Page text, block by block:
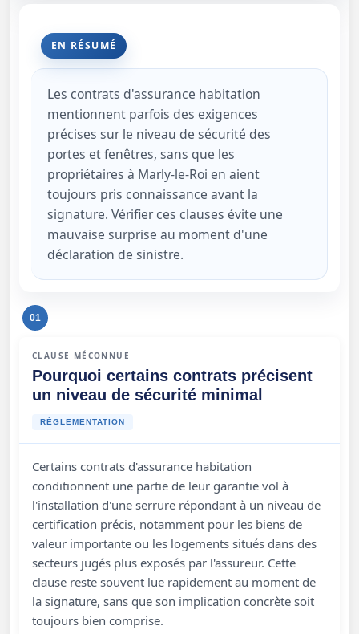
EN RÉSUMÉ
Les contrats d'assurance habitation
mentionnent parfois des exigences
précises sur le niveau de sécurité des
portes et fenêtres, sans que les
propriétaires à Marly-le-Roi en aient
toujours pris connaissance avant la
signature. Vérifier ces clauses évite une
mauvaise surprise au moment d'une
déclaration de sinistre.
01
CLAUSE MÉCONNUE
Pourquoi certains contrats précisent
un niveau de sécurité minimal
RÉGLEMENTATION
Certains contrats d'assurance habitation
conditionnent une partie de leur garantie vol à
l'installation d'une serrure répondant à un niveau de
certification précis, notamment pour les biens de
valeur importante ou les logements situés dans des
secteurs jugés plus exposés par l'assureur. Cette
clause reste souvent lue rapidement au moment de
la signature, sans que son implication concrète soit
toujours bien comprise.